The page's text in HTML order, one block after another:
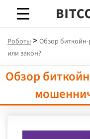
Роботы > Обзор
или закон?
Обзор